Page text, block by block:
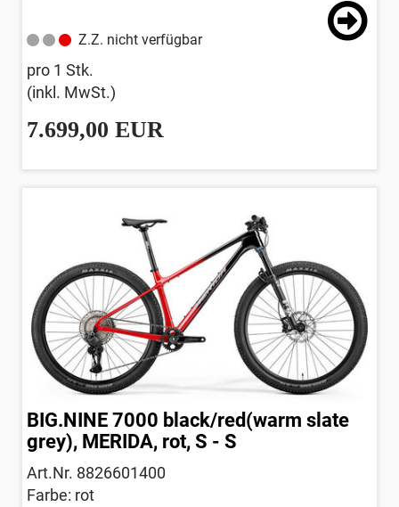
Z.Z. nicht verfügbar
pro 1 Stk.
(inkl. MwSt.)
7.699,00 EUR
BIG.NINE 7000 black/red(warm slate
grey), MERIDA, rot, S - S
Art.Nr. 8826601400
Farbe: rot